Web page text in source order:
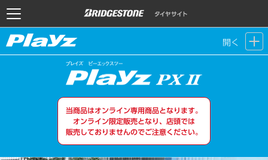
開く
当商品はオンライン専⽤商品となります。
オンライン限定販売となり、店頭では
販売しておりませんのでご注意ください。